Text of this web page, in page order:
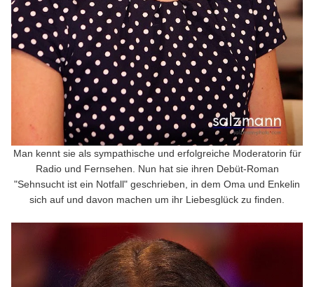
Man kennt sie als sympathische und erfolgreiche Moderatorin für
Radio und Fernsehen. Nun hat sie ihren Debüt-Roman
"Sehnsucht ist ein Notfall" geschrieben, in dem Oma und Enkelin
sich auf und davon machen um ihr Liebesglück zu finden.